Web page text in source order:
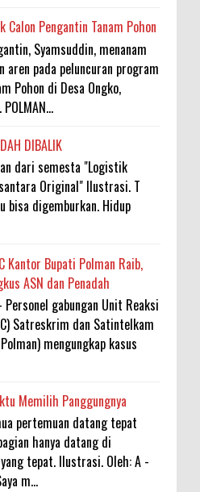
Calon Pengantin Tanam Pohon
Syamsuddin, menanam
aren pada peluncuran program
Pohon di Desa Ongko,
DIBALIK
dari semesta "Logistik
Original" Ilustrasi. T
bisa digemburkan. Hidup
Kantor Bupati Polman Raib,
ASN dan Penadah
Personel gabungan Unit Reaksi
Satreskrim dan Satintelkam
mengungkap kasus
Memilih Panggungnya
pertemuan datang tepat
hanya datang di
tepat. Ilustrasi. Oleh: A -
m...